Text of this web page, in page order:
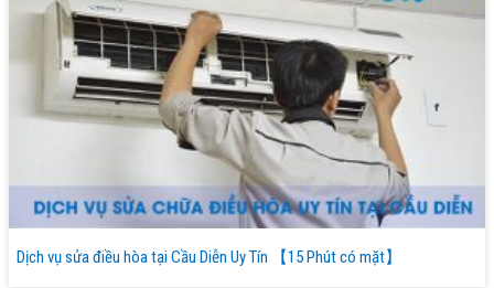
Dịch vụ sửa điều hòa tại Cầu Diễn Uy Tín 【15 Phút có mặt】